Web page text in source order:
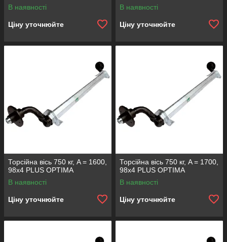
В наявності
Ціну уточнюйте
В наявності
Ціну уточнюйте
Торсійна вісь 750 кг, A = 1600,
98x4 PLUS OPTIMA
В наявності
Ціну уточнюйте
Торсійна вісь 750 кг, A = 1700,
98x4 PLUS OPTIMA
В наявності
Ціну уточнюйте